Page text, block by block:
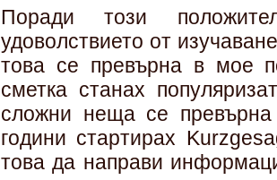
Поради този
удоволствието от
това се превърна в мое
сметка станах
сложни неща се
години стартирах
това да направи